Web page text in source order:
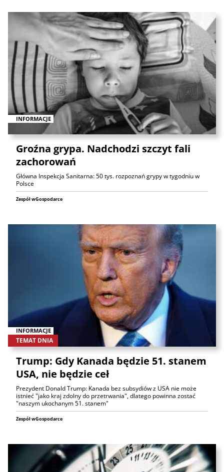
INFORMACJE
Groźna grypa. Nadchodzi szczyt fali
zachorowań
Główna Inspekcja Sanitarna: 50 tys. rozpoznań grypy w tygodniu w
Polsce
Zespół wGospodarce
INFORMACJE
TEMAT DNIA
Trump: Gdy Kanada będzie 51. stanem
USA, nie będzie ceł
Prezydent Donald Trump: Kanada bez subsydiów z USA nie może
istnieć "jako kraj zdolny do przetrwania", dlatego powinna zostać
"naszym ukochanym 51. stanem"
Zespół wGospodarce